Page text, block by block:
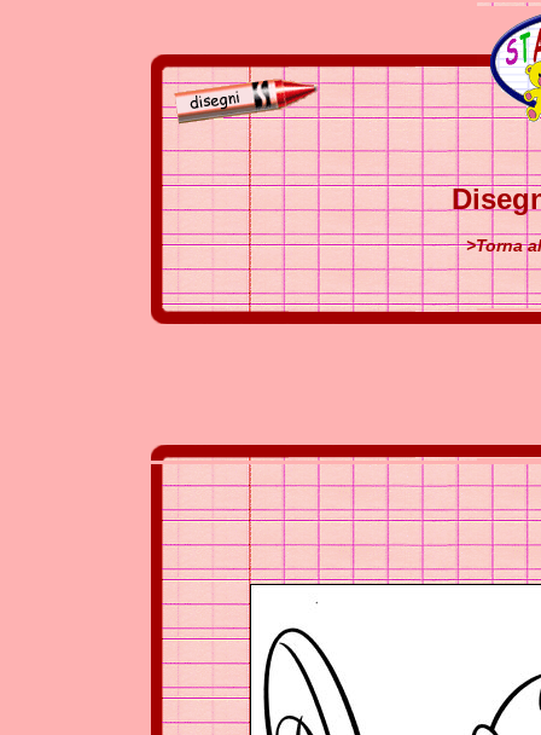
>Torna